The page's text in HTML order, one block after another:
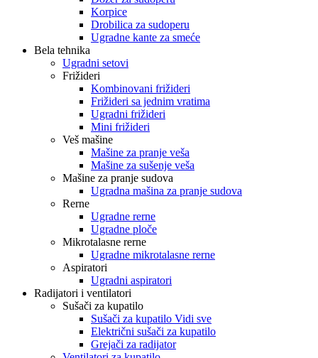
Korpice
Drobilica za sudoperu
Ugradne kante za smeće
Bela tehnika
Ugradni setovi
Frižideri
Kombinovani frižideri
Frižideri sa jednim vratima
Ugradni frižideri
Mini frižideri
Veš mašine
Mašine za pranje veša
Mašine za sušenje veša
Mašine za pranje sudova
Ugradna mašina za pranje sudova
Rerne
Ugradne rerne
Ugradne ploče
Mikrotalasne rerne
Ugradne mikrotalasne rerne
Aspiratori
Ugradni aspiratori
Radijatori i ventilatori
Sušači za kupatilo
Sušači za kupatilo Vidi sve
Električni sušači za kupatilo
Grejači za radijator